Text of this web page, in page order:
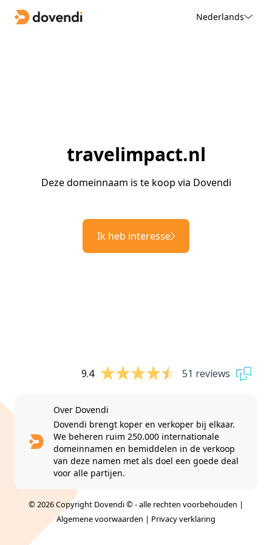
Nederlands
travelimpact.nl
Deze domeinnaam is te koop via Dovendi
Ik heb interesse
9.4 51 reviews
Over Dovendi
Dovendi brengt koper en verkoper bij elkaar.
We beheren ruim 250.000 internationale
domeinnamen en bemiddelen in de verkoop
van deze namen met als doel een goede deal
voor alle partijen.
© 2026 Copyright Dovendi © - alle rechten voorbehouden |
Algemene voorwaarden | Privacy verklaring